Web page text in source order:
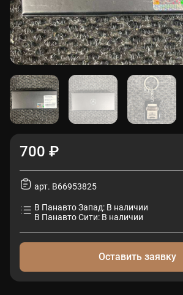
700 ₽
арт. B66953825
В Панавто Запад: В наличии
В Панавто Сити: В наличии
Оставить заявку